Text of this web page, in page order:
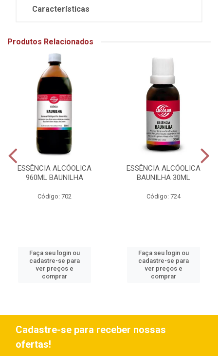
Características
Produtos Relacionados
ESSÊNCIA ALCÓOLICA
960ML BAUNILHA
Código: 702
Faça seu login ou
cadastre-se para
ver preços e
comprar
ESSÊNCIA ALCÓOLICA
BAUNILHA 30ML
Código: 724
Faça seu login ou
cadastre-se para
ver preços e
comprar
Cadastre-se para receber nossas
ofertas!